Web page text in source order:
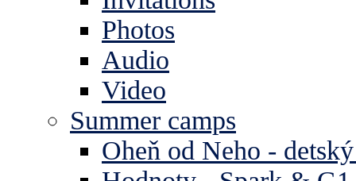
Photos
Audio
Video
Summer camps
Oheň od Neho -